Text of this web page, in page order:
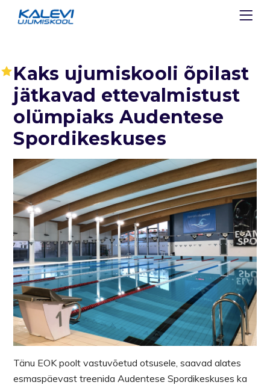
Kaks ujumiskooli õpilast
jätkavad ettevalmistust
olümpiaks Audentese
Spordikeskuses
Tänu EOK poolt vastuvõetud otsusele, saavad alates
esmaspäevast treenida Audentese Spordikeskuses ka